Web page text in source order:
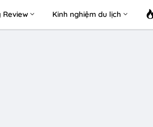
Review Kinh nghiệm du lịch